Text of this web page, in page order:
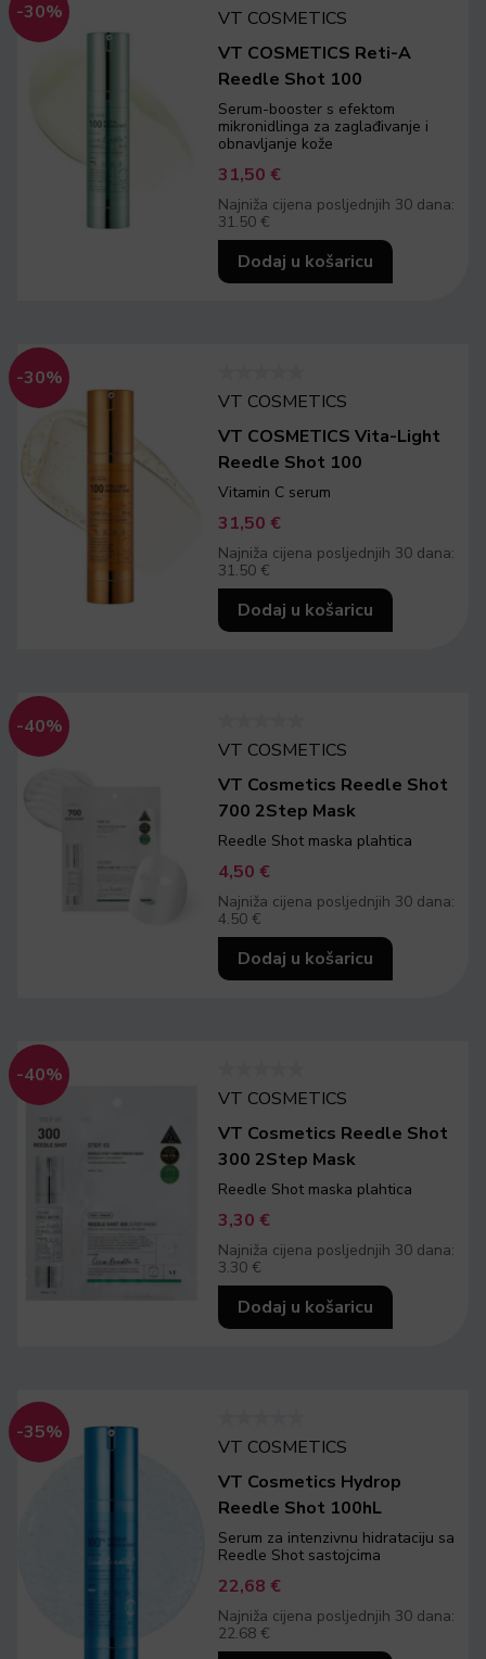
-30%
VT COSMETICS
VT COSMETICS Reti-A
Reedle Shot 100
Serum-booster s efektom
mikronidlinga za zaglađivanje i
obnavljanje kože
31,50€
Najniža cijena posljednjih 30 dana:
31.50 €
Dodaj u košaricu
-30%
VT COSMETICS
VT COSMETICS Vita-Light
Reedle Shot 100
Vitamin C serum
31,50€
Najniža cijena posljednjih 30 dana:
31.50 €
Dodaj u košaricu
-40%
VT COSMETICS
VT Cosmetics Reedle Shot
700 2Step Mask
Reedle Shot maska plahtica
4,50€
Najniža cijena posljednjih 30 dana:
4.50 €
Dodaj u košaricu
-40%
VT COSMETICS
VT Cosmetics Reedle Shot
300 2Step Mask
Reedle Shot maska plahtica
3,30€
Najniža cijena posljednjih 30 dana:
3.30 €
Dodaj u košaricu
-35%
VT COSMETICS
VT Cosmetics Hydrop
Reedle Shot 100hL
Serum za intenzivnu hidrataciju sa
Reedle Shot sastojcima
22,68€
Najniža cijena posljednjih 30 dana:
22.68 €